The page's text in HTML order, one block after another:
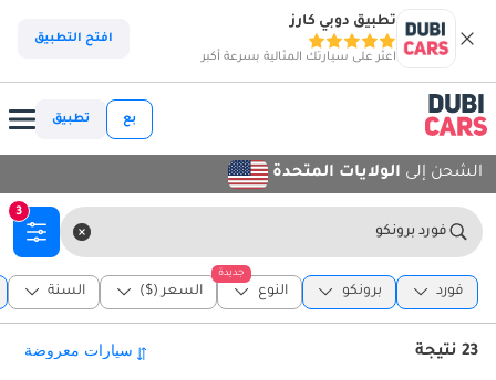
تطبيق دوبي كارز
اعثر على سيارتك المثالية بسرعة أكبر
افتح التطبيق
بع تطبيق
الشحن إلى الولايات المتحدة
فورد برونكو
3
فورد برونكو
جديدة
النوع السعر ($) السنة
23 نتيجة